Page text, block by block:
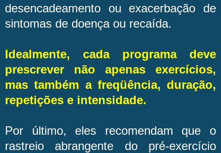
desencadeamento ou exacerbação de
sintomas de doença ou recaída.
Idealmente, cada programa deve
prescrever não apenas exercícios,
mas também a freqüência, duração,
repetições e intensidade.
Por último, eles recomendam que o
rastreio abrangente do pré-exercício